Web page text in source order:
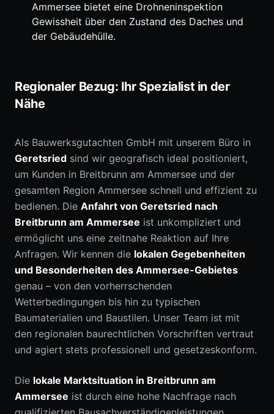
Ammersee bietet eine Drohneninspektion
Gewissheit über den Zustand des Daches und
der Gebäudehülle.
Regionaler Bezug: Ihr Spezialist in der
Nähe
Als Bauwerksgutachten GmbH mit unserem Büro in
Geretsried sind wir geografisch ideal positioniert,
um Kunden in Breitbrunn am Ammersee und der
gesamten Region Ammersee schnell und effizient zu
bedienen. Die Anfahrt von Geretsried nach
Breitbrunn am Ammersee ist unkompliziert und
ermöglicht uns eine zeitnahe Reaktion auf Ihre
Anfragen. Wir kennen die lokalen Gegebenheiten
und Besonderheiten des Ammersee-Gebietes
genau – von den vorherrschenden
Wetterbedingungen bis hin zu typischen
Baumaterialien und Baustilen. Unser Team ist mit
den regionalen baurechtlichen Vorschriften vertraut
und agiert stets professionell und gesetzeskonform.
Die lokale Marktsituation in Breitbrunn am
Ammersee ist durch eine hohe Nachfrage nach